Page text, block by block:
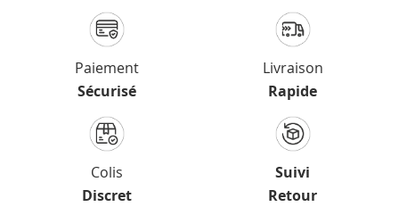
Paiement
Sécurisé
Livraison
Rapide
Colis
Discret
Suivi
Retour